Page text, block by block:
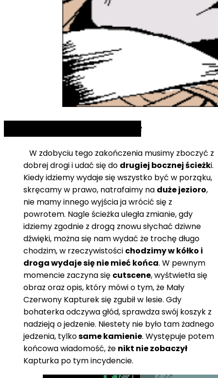
W zdobyciu tego zakończenia musimy zboczyć z
dobrej drogi i udać się do drugiej bocznej ścieżki.
Kiedy idziemy wydaje się wszystko być w porząku,
skręcamy w prawo, natrafaimy na duże jezioro,
nie mamy innego wyjścia ja wrócić się z
powrotem. Nagle ścieżka uległa zmianie, gdy
idziemy zgodnie z drogą znowu słychać dziwne
dźwięki, można się nam wydać że trochę długo
chodzim, w rzeczywistości chodzimy w kółko i
droga wydaje się nie mieć końca. W pewnym
momencie zaczyna się cutscene, wyśtwietła się
obraz oraz opis, który mówi o tym, że Mały
Czerwony Kapturek się zgubił w lesie. Gdy
bohaterka odczywa głód, sprawdza swój koszyk z
nadzieją o jedzenie. Niestety nie było tam żadnego
jedzenia, tylkosame kamienie. Występuje potem
końcowa wiadomość, że nikt nie zobaczył
Kapturka po tym incydencie.